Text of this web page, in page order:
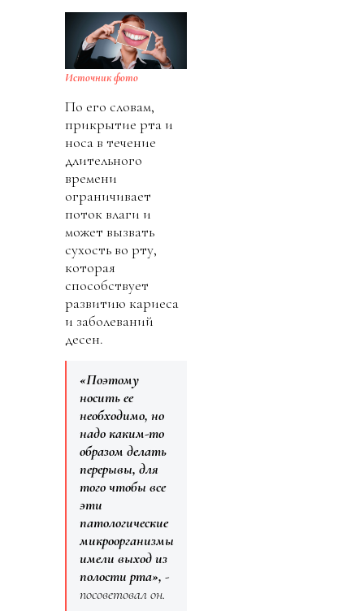
Источник фото
По его словам,
прикрытие рта и
носа в течение
длительного
времени
ограничивает
поток влаги и
может вызвать
сухость во рту,
которая
способствует
развитию кариеса
и заболеваний
десен.
«Поэтому
носить ее
необходимо, но
надо каким-то
образом делать
перерывы, для
того чтобы все
эти
патологические
микроорганизмы
имели выход из
полости рта», -
посоветовал он.